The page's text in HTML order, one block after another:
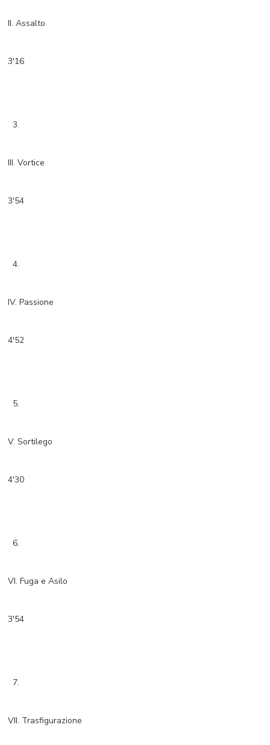
II. Assalto
3'16
3.
III. Vortice
3'54
4.
IV. Passione
4'52
5.
V. Sortilego
4'30
6.
VI. Fuga e Asilo
3'54
7.
VII. Trasfigurazione